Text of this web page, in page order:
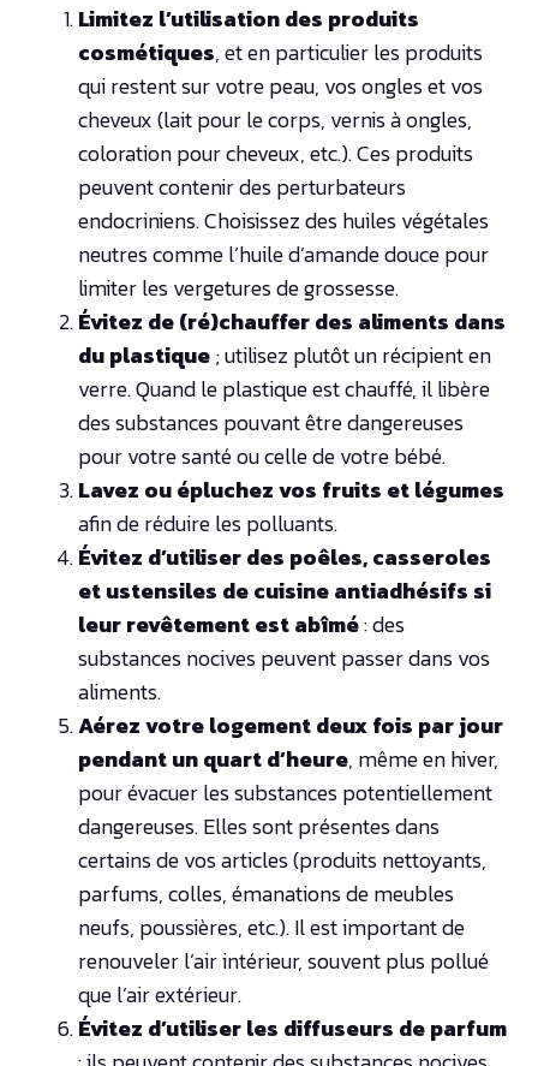
Limitez l’utilisation des produits
cosmétiques, et en particulier les produits
qui restent sur votre peau, vos ongles et vos
cheveux (lait pour le corps, vernis à ongles,
coloration pour cheveux, etc.). Ces produits
peuvent contenir des perturbateurs
endocriniens. Choisissez des huiles végétales
neutres comme l’huile d’amande douce pour
limiter les vergetures de grossesse.
Évitez de (ré)chauffer des aliments dans
du plastique; utilisez plutôt un récipient en
verre. Quand le plastique est chauffé, il libère
des substances pouvant être dangereuses
pour votre santé ou celle de votre bébé.
Lavez ou épluchez vos fruits et légumes
afin de réduire les polluants.
Évitez d’utiliser des poêles, casseroles
et ustensiles de cuisine antiadhésifs si
leur revêtement est abîmé: des
substances nocives peuvent passer dans vos
aliments.
Aérez votre logement deux fois par jour
pendant un quart d’heure, même en hiver,
pour évacuer les substances potentiellement
dangereuses. Elles sont présentes dans
certains de vos articles (produits nettoyants,
parfums, colles, émanations de meubles
neufs, poussières, etc.). Il est important de
renouveler l’air intérieur, souvent plus pollué
que l’air extérieur.
Évitez d’utiliser les diffuseurs de parfum